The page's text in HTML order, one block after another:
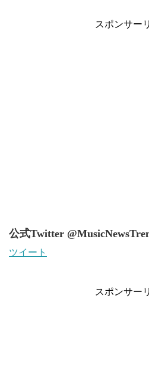
スポンサー
公式Twitter
ツイート
スポンサー